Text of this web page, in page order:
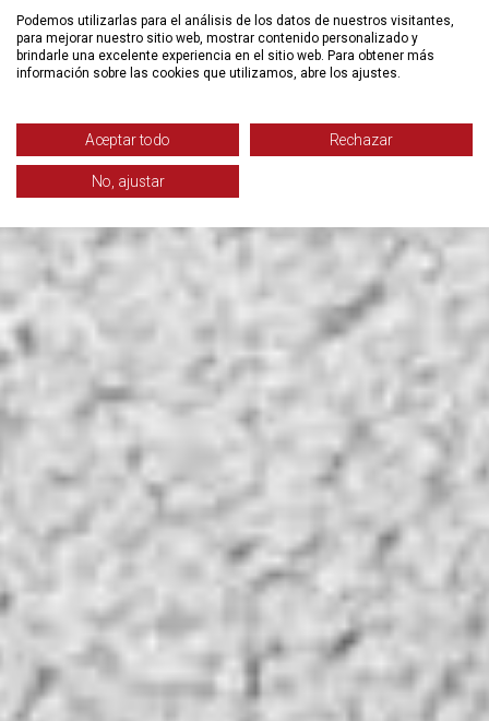
Podemos utilizarlas para el análisis de los datos de nuestros visitantes,
para mejorar nuestro sitio web, mostrar contenido personalizado y
brindarle una excelente experiencia en el sitio web. Para obtener más
información sobre las cookies que utilizamos, abre los ajustes.
Aceptar todo Rechazar
No, ajustar